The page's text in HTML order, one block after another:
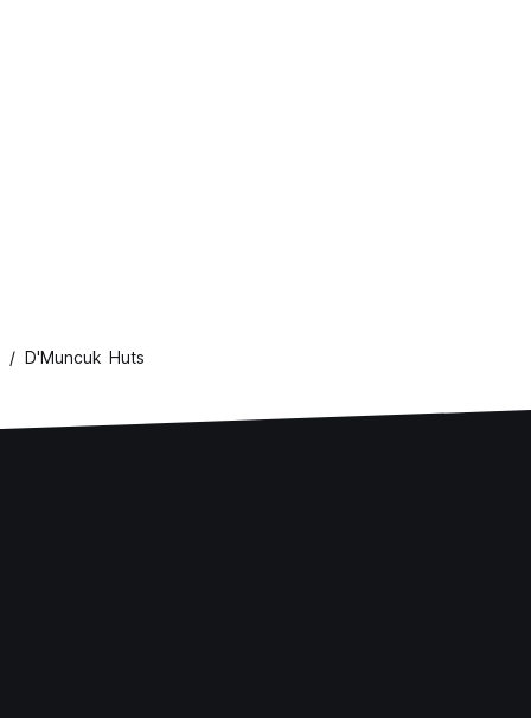
D'Muncuk Huts